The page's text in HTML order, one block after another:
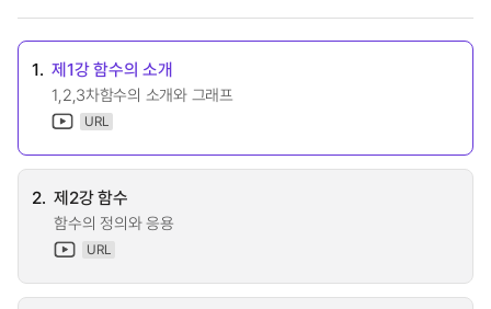
1. 제1강 함수의 소개
1,2,3차함수의 소개와 그래프
URL
2. 제2강 함수
함수의 정의와 응용
URL